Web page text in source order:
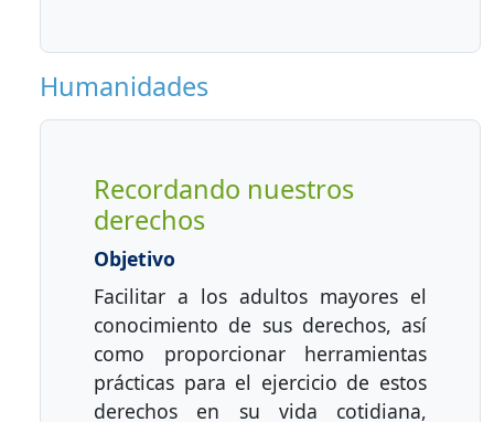
Humanidades
Recordando nuestros
derechos
Objetivo
Facilitar a los adultos mayores el
conocimiento de sus derechos, así
como proporcionar herramientas
prácticas para el ejercicio de estos
derechos en su vida cotidiana,